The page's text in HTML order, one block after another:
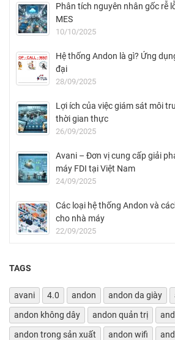
Phân tích nguyên nhân gốc rễ
MES
10/10/2025
Hệ thống Andon là gì? Ứng
đại
28/09/2025
Lợi ích của việc giám sát môi
thời gian thực
26/09/2025
Avani – Đơn vị cung cấp giải
máy FDI tại Việt Nam
24/09/2025
Các loại hệ thống Andon và
cho nhà máy
22/09/2025
TAGS
avani 4.0 andon andon da giày
andon không dây
andon quản trị
andon trong sản xuất
andon wifi